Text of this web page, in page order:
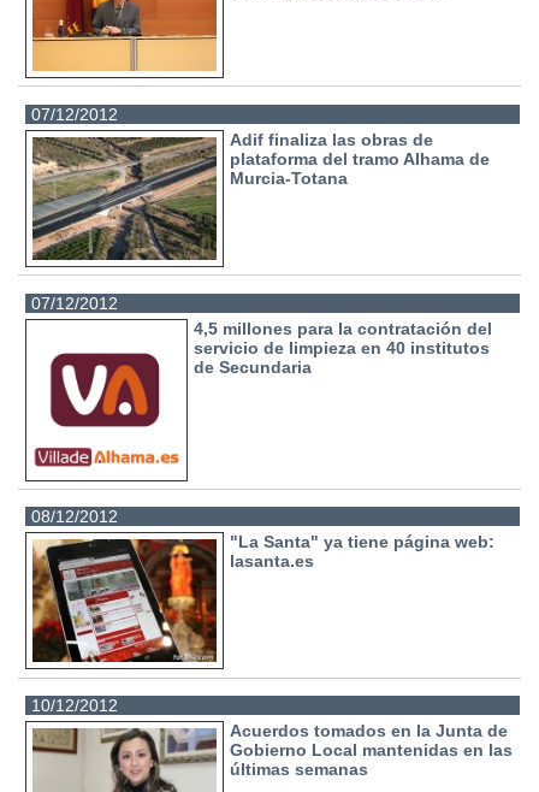
07/12/2012
Adif finaliza las obras de
plataforma del tramo Alhama de
Murcia-Totana
07/12/2012
4,5 millones para la contratación del
servicio de limpieza en 40 institutos
de Secundaria
08/12/2012
"La Santa" ya tiene página web:
lasanta.es
10/12/2012
Acuerdos tomados en la Junta de
Gobierno Local mantenidas en las
últimas semanas